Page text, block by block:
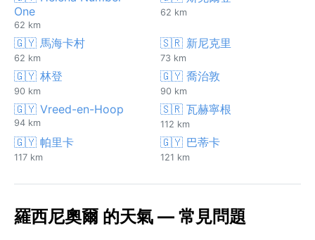
One
62 km
62 km
🇬🇾 馬海卡村
62 km
🇸🇷 新尼克里
73 km
🇬🇾 林登
90 km
🇬🇾 喬治敦
90 km
🇬🇾 Vreed-en-Hoop
94 km
🇸🇷 瓦赫寧根
112 km
🇬🇾 帕里卡
117 km
🇬🇾 巴蒂卡
121 km
羅西尼奧爾 的天氣 — 常見問題